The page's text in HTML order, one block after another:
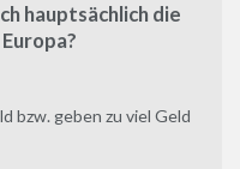
hauptsächlich die
bzw. geben zu viel Geld